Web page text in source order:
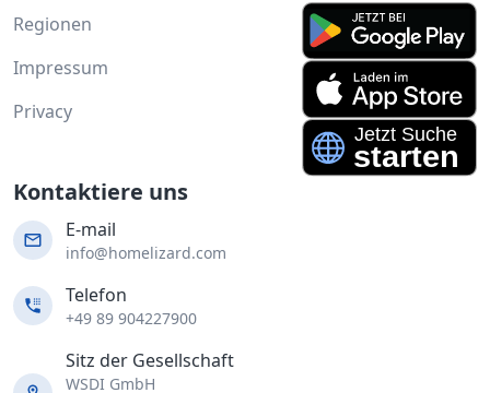
Regionen
Impressum
Privacy
Kontaktiere uns
E-mail
info@homelizard.com
Telefon
+49 89 904227900
Sitz der Gesellschaft
WSDI GmbH